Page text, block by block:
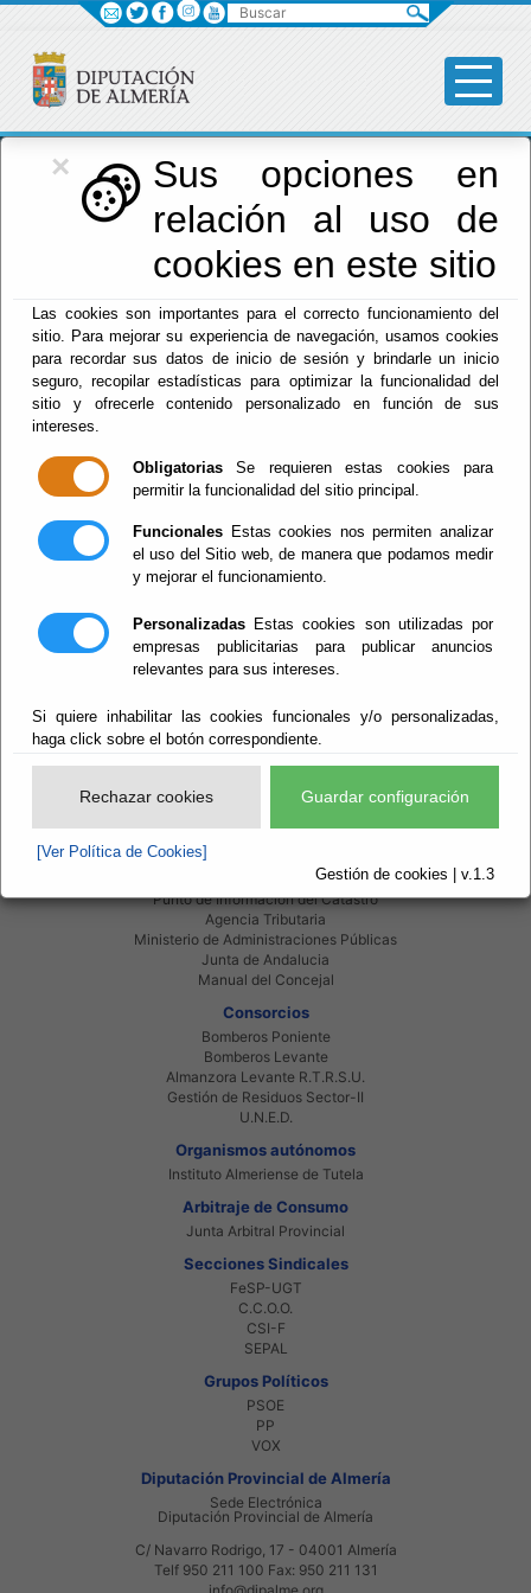
×
Sus opciones en
relación al uso de
cookies en este sitio
Las cookies son importantes para el correcto funcionamiento del
sitio. Para mejorar su experiencia de navegación, usamos cookies
para recordar sus datos de inicio de sesión y brindarle un inicio
seguro, recopilar estadísticas para optimizar la funcionalidad del
sitio y ofrecerle contenido personalizado en función de sus
intereses.
Obligatorias Se requieren estas cookies para
permitir la funcionalidad del sitio principal.
Funcionales Estas cookies nos permiten analizar
el uso del Sitio web, de manera que podamos medir
y mejorar el funcionamiento.
Personalizadas Estas cookies son utilizadas por
empresas publicitarias para publicar anuncios
relevantes para sus intereses.
Si quiere inhabilitar las cookies funcionales y/o personalizadas,
haga click sobre el botón correspondiente.
Rechazar cookies Guardar configuración
[Ver Política de Cookies]
Gestión de cookies | v.1.3
Vivero Provincial
Menú Vivero Provincial
Fotos
Instalaciones
Red Provincial
Intranet Provincial
Servicios EE.LL.
Enlaces de interés
Beneficiarios Red Provincial
Punto de Informacion del Catastro
Agencia Tributaria
Ministerio de Administraciones Públicas
Junta de Andalucia
Manual del Concejal
Consorcios
Bomberos Poniente
Bomberos Levante
Almanzora Levante R.T.R.S.U.
Gestión de Residuos Sector-II
U.N.E.D.
Organismos autónomos
Instituto Almeriense de Tutela
Arbitraje de Consumo
Junta Arbitral Provincial
Secciones Sindicales
FeSP-UGT
C.C.O.O.
CSI-F
SEPAL
Grupos Políticos
PSOE
PP
VOX
Diputación Provincial de Almería
Sede Electrónica
Diputación Provincial de Almería
C/ Navarro Rodrigo, 17 - 04001 Almería
Telf 950 211 100 Fax: 950 211 131
Buscar